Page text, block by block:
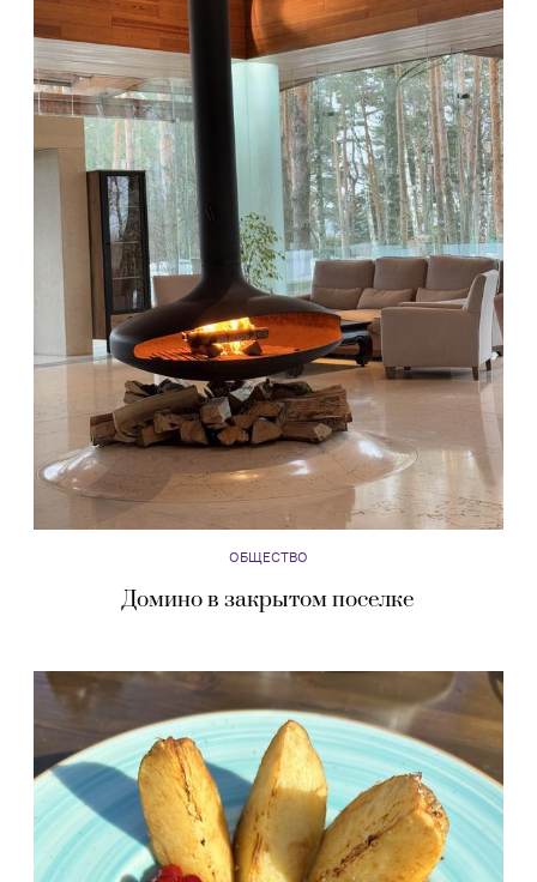
ОБЩЕСТВО
Домино в закрытом поселке